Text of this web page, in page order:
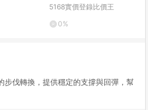
路
5168實價登錄比價王
0%
步伐轉換，提供穩定的支撐與回彈，幫